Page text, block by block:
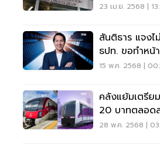
23 เม.ย. 2568 |
สันติธาร แจงไ
ธปท. ขอทำหน้
15 พ.ค. 2568 |
คลังแย้มเตรีย
20 บาทตลอด
28 พ.ค. 2568 |